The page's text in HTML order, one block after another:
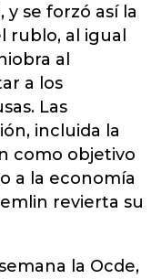
se forzó así la
rublo, al igual
al
a los
Las
incluida la
como objetivo
a la economía
revierta su
la Ocde,